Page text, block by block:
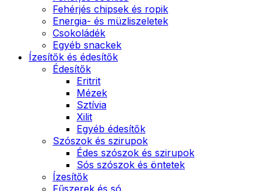
Fehérjés chipsek és ropik
Energia- és müzliszeletek
Csokoládék
Egyéb snackek
Ízesítők és édesítők
Édesítők
Eritrit
Mézek
Sztívia
Xilit
Egyéb édesítők
Szószok és szirupok
Édes szószok és szirupok
Sós szószok és öntetek
Ízesítők
Fűszerek és só